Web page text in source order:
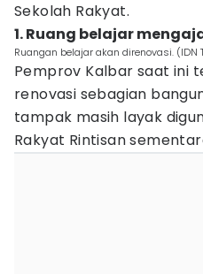
Sekolah Rakyat.
1. Ruang belajar
Ruangan belajar akan direnovasi. (IDN
Pemprov Kalbar saat ini
renovasi sebagian
tampak masih layak
Rakyat Rintisan